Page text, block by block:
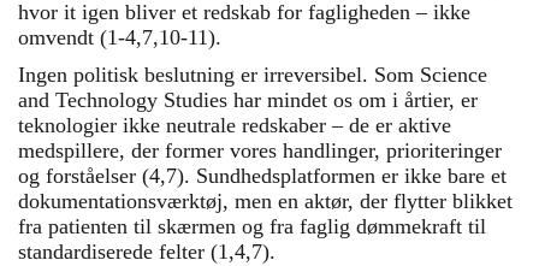
hvor it igen bliver et redskab for fagligheden – ikke
omvendt (1-4,7,10-11).
Ingen politisk beslutning er irreversibel. Som Science
and Technology Studies har mindet os om i årtier, er
teknologier ikke neutrale redskaber – de er aktive
medspillere, der former vores handlinger, prioriteringer
og forståelser (4,7). Sundhedsplatformen er ikke bare et
dokumentationsværktøj, men en aktør, der flytter blikket
fra patienten til skærmen og fra faglig dømmekraft til
standardiserede felter (1,4,7).